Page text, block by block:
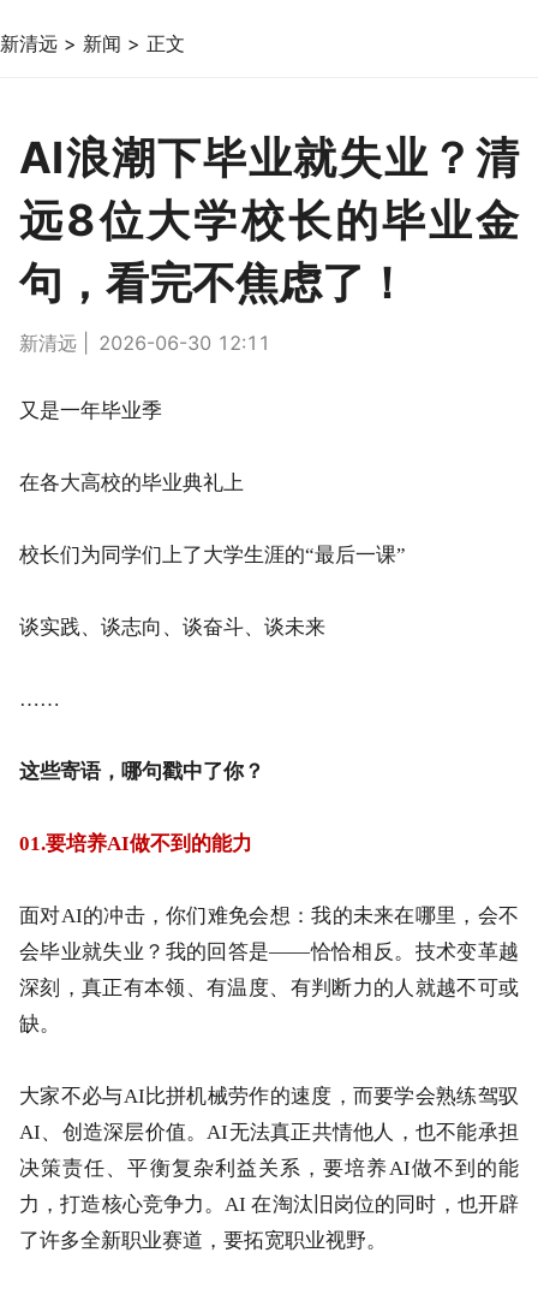
新清远 > 新闻 > 正文
AI浪潮下毕业就失业？清
远8位大学校长的毕业金
句，看完不焦虑了！
新清远 | 2026-06-30 12:11
又是一年毕业季
在各大高校的毕业典礼上
校长们为同学们上了大学生涯的“最后一课”
谈实践、谈志向、谈奋斗、谈未来
……
这些寄语，哪句戳中了你？
01.要培养AI做不到的能力
面对AI的冲击，你们难免会想：我的未来在哪里，会不
会毕业就失业？我的回答是——恰恰相反。技术变革越
深刻，真正有本领、有温度、有判断力的人就越不可或
缺。
大家不必与AI比拼机械劳作的速度，而要学会熟练驾驭
AI、创造深层价值。AI无法真正共情他人，也不能承担
决策责任、平衡复杂利益关系，要培养AI做不到的能
力，打造核心竞争力。AI 在淘汰旧岗位的同时，也开辟
了许多全新职业赛道，要拓宽职业视野。